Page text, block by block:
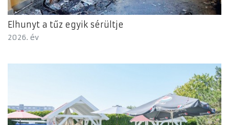
Elhunyt a tűz egyik sérültje
2026. év